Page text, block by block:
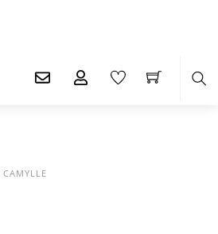
CAMYLLE